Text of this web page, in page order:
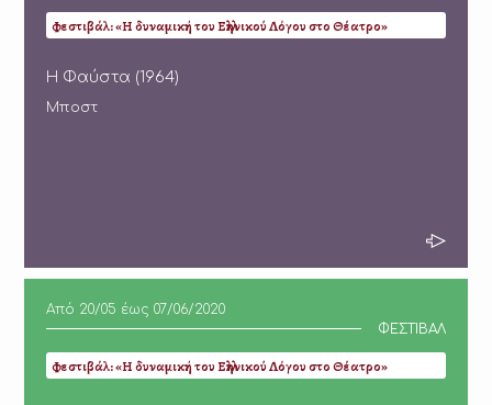
Φεστιβάλ: «Η δυναμική του Ελληνικού Λόγου στο Θέατρο»
Η Φαύστα (1964)
Μποστ
Από 20/05 έως07/06/2020
ΦΕΣΤΙΒΑΛ
Φεστιβάλ: «Η δυναμική του Ελληνικού Λόγου στο Θέατρο»